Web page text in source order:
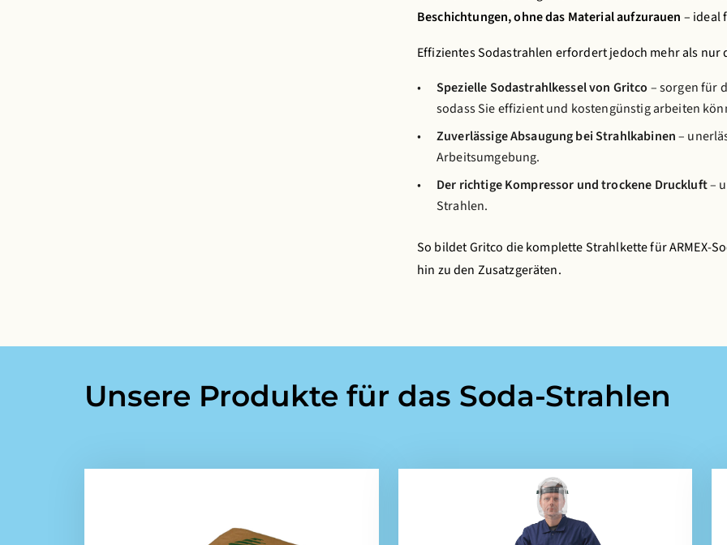
Beschichtungen, ohne das Material aufzurauen – ideal
Effizientes Sodastrahlen erfordert jedoch mehr als nur
Spezielle Sodastrahlkessel von Gritco – sorgen für
sodass Sie effizient und kostengünstig arbeiten
Zuverlässige Absaugung bei Strahlkabinen–
Arbeitsumgebung.
Der richtige Kompressor und trockene Druckluft–
Strahlen.
So bildet Gritco die komplette Strahlkette für ARMEX-
hin zu den Zusatzgeräten.
Unsere Produkte für das Soda-Strahlen